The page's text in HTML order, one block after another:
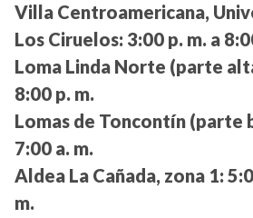
Villa Centroamericana,
Los Ciruelos: 3:00 p. m. a
Loma Linda Norte (parte
8:00 p. m.
Lomas de Toncontín (parte
7:00 a. m.
Aldea La Cañada, zona 1:
m.